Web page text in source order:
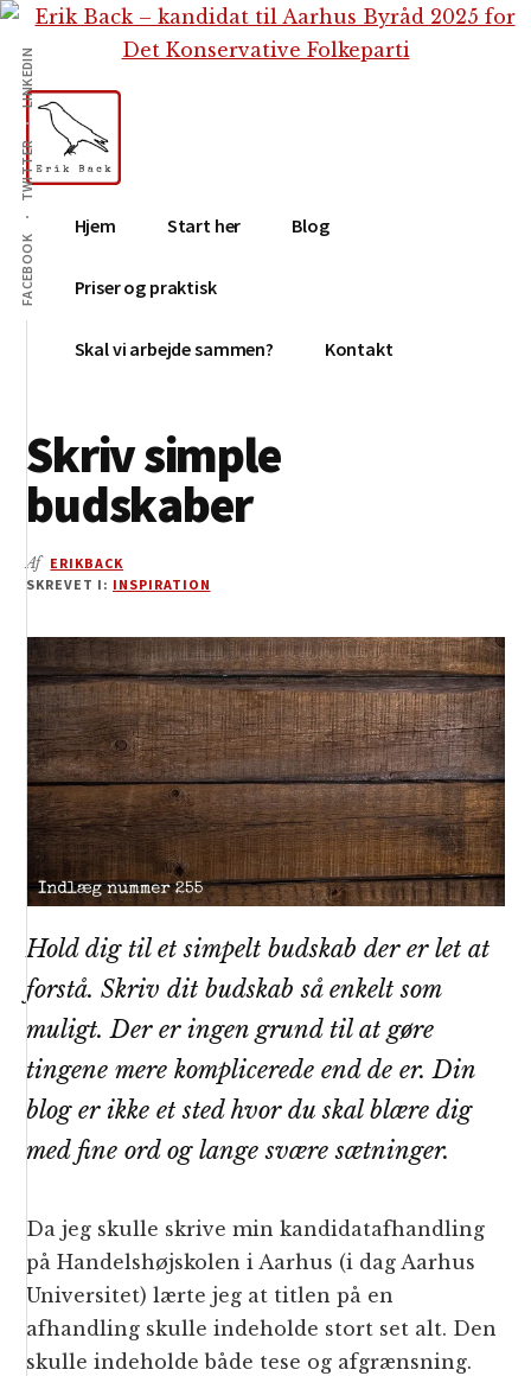
Skip
indhold
Gå
primær
sidebar
Skip
footer
Additional
menu
FACEBOOK
TWITTER
LINKEDIN
Erik
Back
Tekstforfatter,
content
creation,
blog,
medier
Hjem Start her Blog
Priser og praktisk
Skal vi arbejde sammen? Kontakt
Skriv simple
budskaber
Af ERIKBACK
SKREVET I: INSPIRATION
Hold dig til et simpelt budskab der er let at
forstå. Skriv dit budskab så enkelt som
muligt. Der er ingen grund til at gøre
tingene mere komplicerede end de er. Din
blog er ikke et sted hvor du skal blære dig
med fine ord og lange svære sætninger.
Da jeg skulle skrive min kandidatafhandling
på Handelshøjskolen i Aarhus (i dag Aarhus
Universitet) lærte jeg at titlen på en
afhandling skulle indeholde stort set alt. Den
skulle indeholde både tese og afgrænsning.